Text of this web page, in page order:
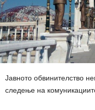
Јавното обвинителство
следење на